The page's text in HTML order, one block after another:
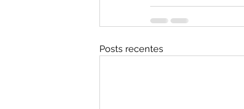
Posts recentes